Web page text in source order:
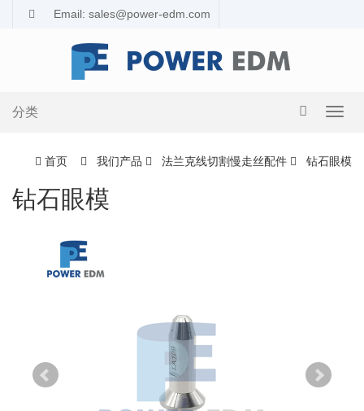
Email: sales@power-edm.com
导
换
分类
首页 我们产品 法兰克线切割慢走丝配件 钻石眼模
钻石眼模